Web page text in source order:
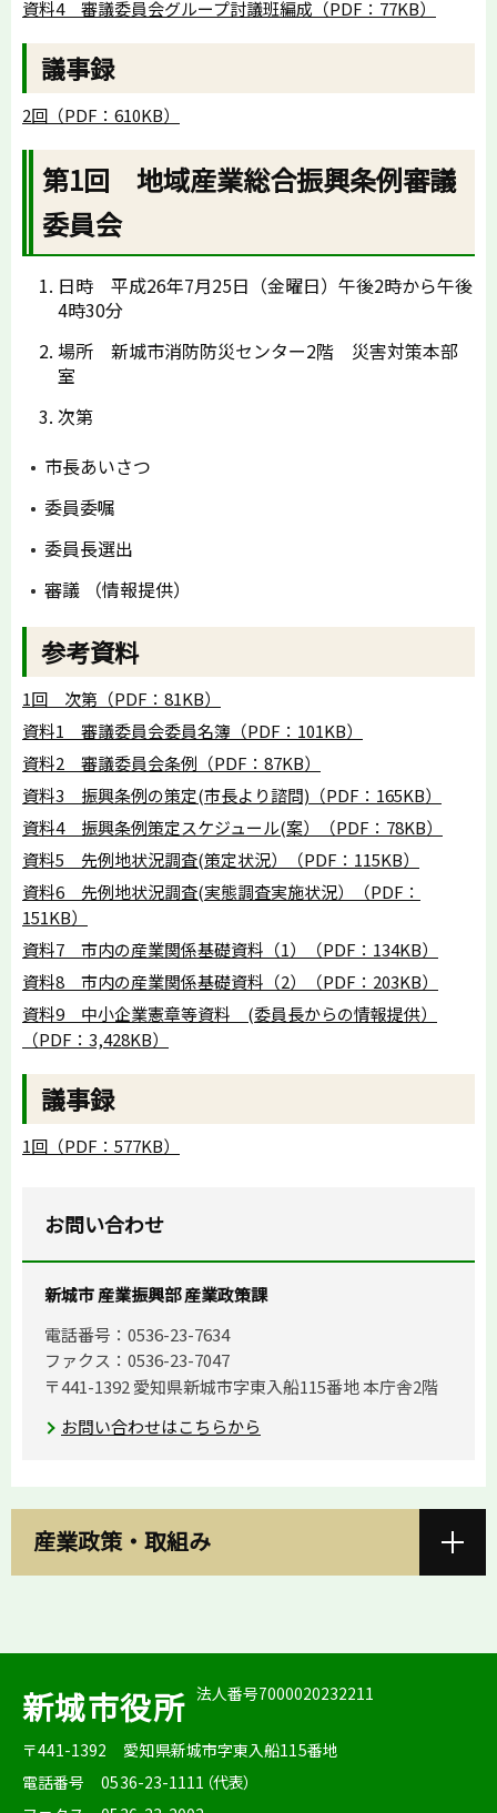
資料4 審議委員会グループ討議班編成（PDF：77KB）
議事録
2回（PDF：610KB）
第1回 地域産業総合振興条例審議
委員会
日時 平成26年7月25日（金曜日）午後2時から午後
4時30分
場所 新城市消防防災センター2階 災害対策本部
室
次第
市長あいさつ
委員委嘱
委員長選出
審議 （情報提供）
参考資料
1回 次第（PDF：81KB）
資料1 審議委員会委員名簿（PDF：101KB）
資料2 審議委員会条例（PDF：87KB）
資料3 振興条例の策定(市長より諮問)（PDF：165KB）
資料4 振興条例策定スケジュール(案）（PDF：78KB）
資料5 先例地状況調査(策定状況）（PDF：115KB）
資料6 先例地状況調査(実態調査実施状況）（PDF：
151KB）
資料7 市内の産業関係基礎資料（1）（PDF：134KB）
資料8 市内の産業関係基礎資料（2）（PDF：203KB）
資料9 中小企業憲章等資料 (委員長からの情報提供）
（PDF：3,428KB）
議事録
1回（PDF：577KB）
お問い合わせ
新城市 産業振興部 産業政策課
電話番号：0536-23-7634
ファクス：0536-23-7047
〒441-1392 愛知県新城市字東入船115番地 本庁舎2階
お問い合わせはこちらから
産業政策・取組み
新城市役所 法人番号7000020232211
〒441-1392
愛知県新城市字東入船115番地
電話番号
0536-23-1111（代表）